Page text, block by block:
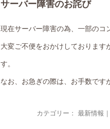
サーバー障害のお詫び
現在サーバー障害の為、一部のコ
大変ご不便をおかけしております
す。
なお、お急ぎの際は、お手数です
カテゴリー： 最新情報